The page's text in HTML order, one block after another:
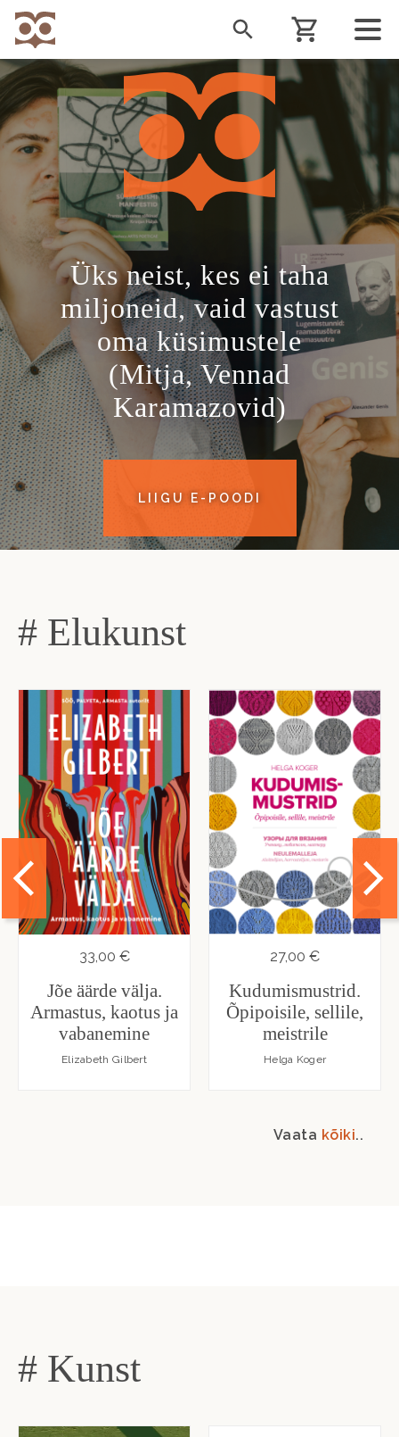
Liigu
edasi
põhisisu
juurde
Üks neist, kes ei taha
miljoneid, vaid vastust
oma küsimustele
(Mitja, Vennad
Karamazovid)
LIIGU E-POODI
# Elukunst
33,00 €
Jõe äärde välja.
Armastus, kaotus ja
vabanemine
Elizabeth Gilbert
27,00 €
Kudumismustrid.
Õpipoisile, sellile,
meistrile
Helga Koger
Vaata kõiki..
# Kunst